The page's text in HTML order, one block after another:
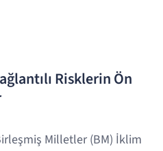
Risklerin Ön
Milletler (BM) İklim